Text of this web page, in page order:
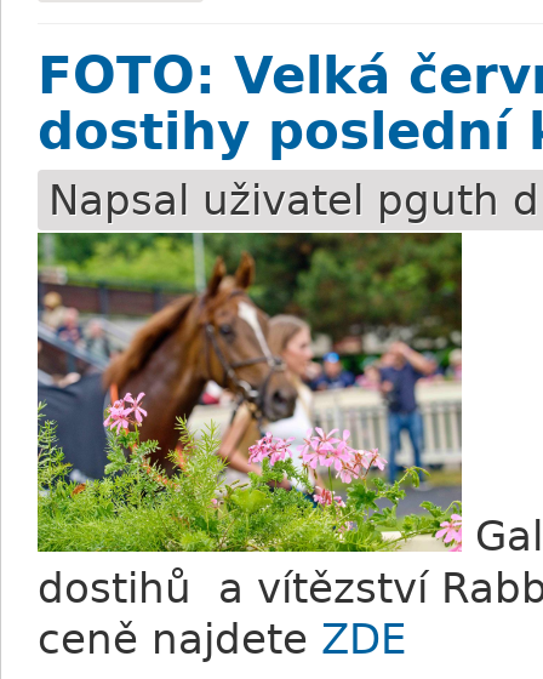
FOTO: Velká
dostihy poslední
Napsal uživatel pguth
dostihů a vítězství
ceně najdete ZDE